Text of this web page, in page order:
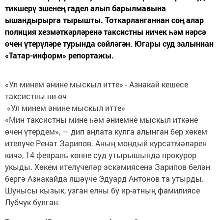
тикшерү эшенең гадел алып барылмавына
ышандырырга тырышты. Тоткарланганнан соң алар
полиция хезмәткәрләренә таксистны ничек һәм нәрсә
өчен үтерүләре турында сөйләгән. Югары суд залыннан
«Татар-информ» репортажы.
«Ул минем әнине мыскыл итте» - Азнакай кешесе
таксистны ни өч
«Ул минем әнине мыскыл итте»
«Мин таксистны мине һәм әниемне мыскыл иткәне
өчен үтердем», — дип аңлата кулга алынган бер хөкем
ителүче Ренат Зарипов. Аның мондый күрсәтмәләрен
кичә, 14 февраль көнне суд утырышында прокурор
укыды. Хөкем ителүчеләр эскәмиясенә Зарипов белән
бергә Азнакайда яшәүче Эдуард Антонов та утырды.
Шунысы кызык, узган елны бу ир-атның фамилиясе
Лубчук булган.